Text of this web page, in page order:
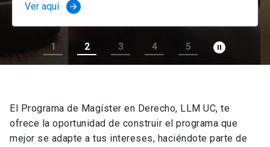
Ver aquí arrow_forward
1 2 3 4 5 pause_circle_filled
El Programa de Magíster en Derecho, LLM UC, te
ofrece la oportunidad de construir el programa que
mejor se adapte a tus intereses, haciéndote parte de